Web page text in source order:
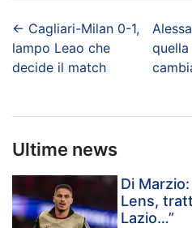
← Cagliari-Milan 0-1,
lampo Leao che
decide il match
Ultime news
Di
Lens,
Lazio…”